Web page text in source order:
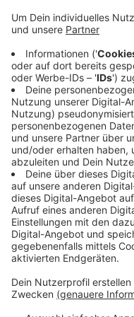
waren zwischen 70
Veröffentlicht:Montag,
Anzeige
Die Inzidenzen
Kreis Viersen sinkt
Punkte. In Krefeld
leicht rauf - um etwa
der Niederrhein aber
Inuzidenz.
Anzeige